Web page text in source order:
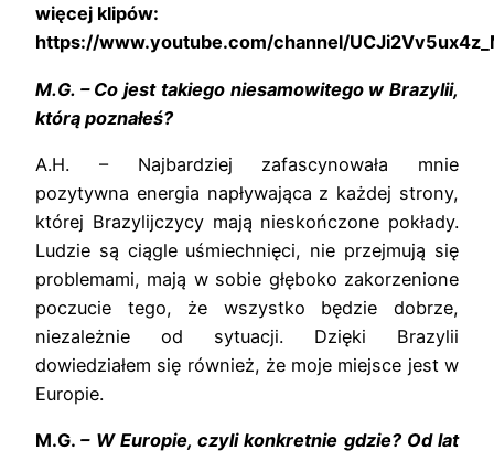
więcej klipów:
https://www.youtube.com/channel/
M.G. – Co jest takiego niesamowitego w Brazylii,
którą poznałeś?
A.H. – Najbardziej zafascynowała mnie
pozytywna energia napływająca z każdej strony,
której Brazylijczycy mają nieskończone pokłady.
Ludzie są ciągle uśmiechnięci, nie przejmują się
problemami, mają w sobie głęboko zakorzenione
poczucie tego, że wszystko będzie dobrze,
niezależnie od sytuacji. Dzięki Brazylii
dowiedziałem się również, że moje miejsce jest w
Europie.
M.G.– W Europie, czyli konkretnie gdzie? Od lat